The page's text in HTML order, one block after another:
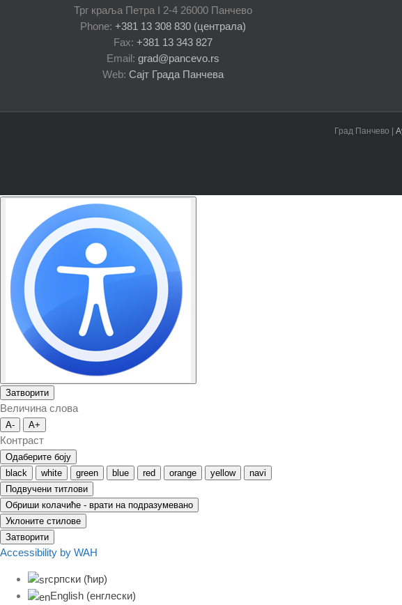
Трг краља Петра I 2-4 26000 Панчево
Phone: +381 13 308 830 (централа)
Fax: +381 13 343 827
Email: grad@pancevo.rs
Web: Сајт Града Панчева
Град Панчево |
Затворити
Величина слова
A- A+
Контраст
Одаберите боју
black
white green blue red orange yellow
navi
Подвучени титлови
Обриши колачиће - врати на подразумевано
Уклоните стилове
Затворити
Accessibility by WAH
српски (ћир)
English (енглески)